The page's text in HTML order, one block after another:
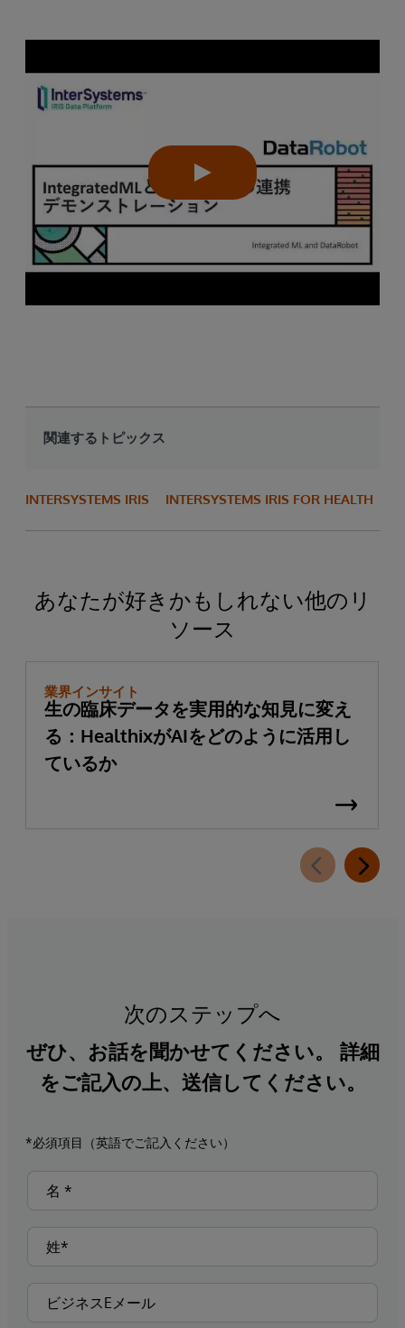
関連するトピックス
INTERSYSTEMS IRIS INTERSYSTEMS IRIS FOR HEALTH
あなたが好きかもしれない他のリ
ソース
業界インサイト
生の臨床データを実用的な知見に変え
る：HealthixがAIをどのように活用し
ているか
次のステップへ
ぜひ、お話を聞かせてください。 詳細
をご記入の上、送信してください。
*必須項目（英語でご記入ください）